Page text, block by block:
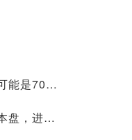
DeepSeek 表明：未来 10 年，可能是70后80后最艰难的10 年
为什么建议大家要将网站作为基本盘，进来看看是否有道理再喷